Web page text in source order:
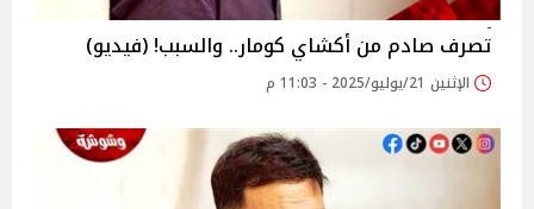
تصرف صادم من أكشاي كومار.. والسبب! (فيديو)
الإثنين 21/يوليو/2025 - 11:03 م